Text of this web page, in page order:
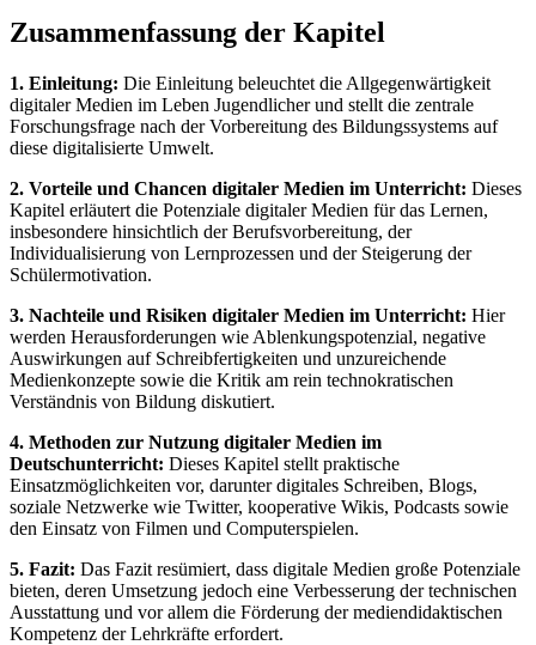
Zusammenfassung der Kapitel
1. Einleitung: Die Einleitung beleuchtet die Allgegenwärtigkeit
digitaler Medien im Leben Jugendlicher und stellt die zentrale
Forschungsfrage nach der Vorbereitung des Bildungssystems auf
diese digitalisierte Umwelt.
2. Vorteile und Chancen digitaler Medien im Unterricht: Dieses
Kapitel erläutert die Potenziale digitaler Medien für das Lernen,
insbesondere hinsichtlich der Berufsvorbereitung, der
Individualisierung von Lernprozessen und der Steigerung der
Schülermotivation.
3. Nachteile und Risiken digitaler Medien im Unterricht: Hier
werden Herausforderungen wie Ablenkungspotenzial, negative
Auswirkungen auf Schreibfertigkeiten und unzureichende
Medienkonzepte sowie die Kritik am rein technokratischen
Verständnis von Bildung diskutiert.
4. Methoden zur Nutzung digitaler Medien im
Deutschunterricht: Dieses Kapitel stellt praktische
Einsatzmöglichkeiten vor, darunter digitales Schreiben, Blogs,
soziale Netzwerke wie Twitter, kooperative Wikis, Podcasts sowie
den Einsatz von Filmen und Computerspielen.
5. Fazit: Das Fazit resümiert, dass digitale Medien große Potenziale
bieten, deren Umsetzung jedoch eine Verbesserung der technischen
Ausstattung und vor allem die Förderung der mediendidaktischen
Kompetenz der Lehrkräfte erfordert.